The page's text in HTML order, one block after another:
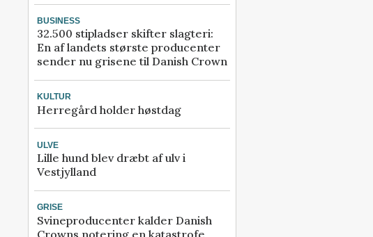
BUSINESS
32.500 stipladser skifter slagteri:
En af landets største producenter
sender nu grisene til Danish Crown
KULTUR
Herregård holder høstdag
ULVE
Lille hund blev dræbt af ulv i
Vestjylland
GRISE
Svineproducenter kalder Danish
Crowns notering en katastrofe